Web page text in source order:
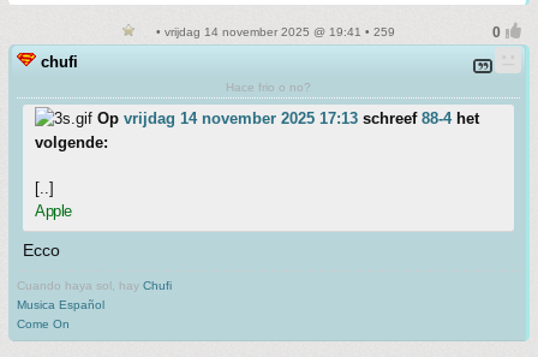
• vrijdag 14 november 2025 @ 19:41 • 259
chufi
Hace frio o no?
Op vrijdag 14 november 2025 17:13 schreef 88-4het
volgende:
[..]
Apple
Ecco
Cuando haya sol, hay Chufi
Musica Español
Come On